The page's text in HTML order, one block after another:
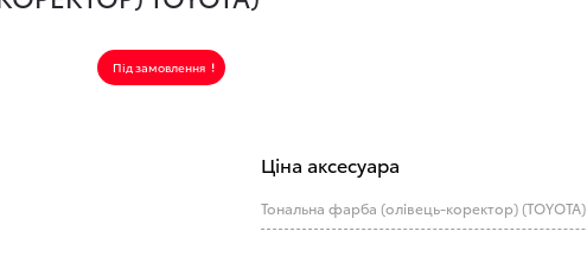
Під замовлення
Ціна аксесуара
Тональна фарба (олівець-коректор) (TOYOTA)